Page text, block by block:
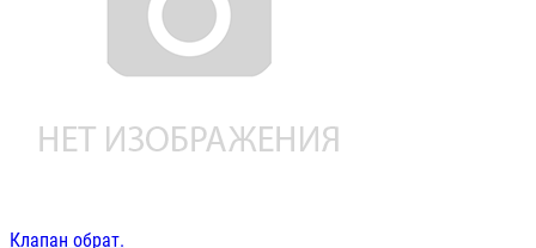
Клапан обрат.